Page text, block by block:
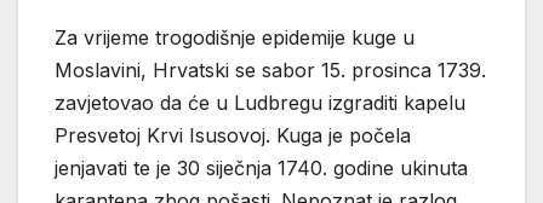
Za vrijeme trogodišnje epidemije kuge u
Moslavini, Hrvatski se sabor 15. prosinca 1739.
zavjetovao da će u Ludbregu izgraditi kapelu
Presvetoj Krvi Isusovoj. Kuga je počela
jenjavati te je 30 siječnja 1740. godine ukinuta